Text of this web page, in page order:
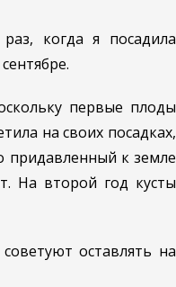
когда я посадила
первые плоды
на своих посадках,
придавленный к земле
На второй год кусты
оставлять на